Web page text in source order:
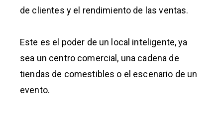
de clientes y el rendimiento de las ventas.
Este es el poder de un local inteligente, ya
sea un centro comercial, una cadena de
tiendas de comestibles o el escenario de un
evento.